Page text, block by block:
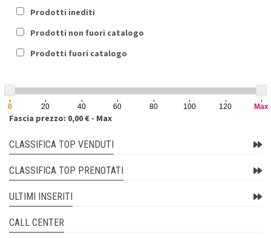
Prodotti inediti
Prodotti non fuori catalogo
Prodotti fuori catalogo
0 20 40 60 80 100 120 Max
Fascia prezzo: 0,00 € - Max
CLASSIFICA TOP VENDUTI
CLASSIFICA TOP PRENOTATI
ULTIMI INSERITI
CALL CENTER